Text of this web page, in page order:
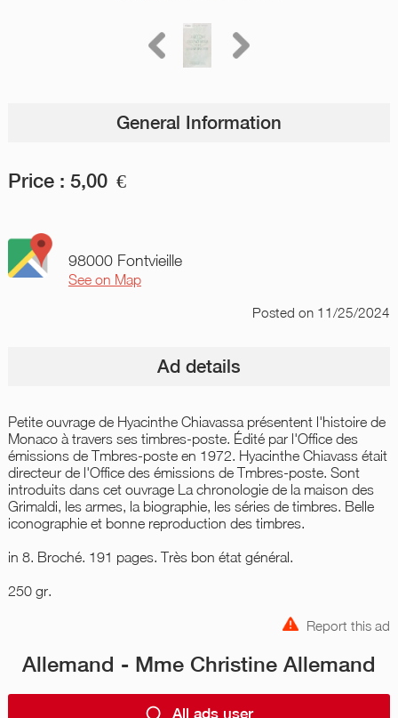
General Information
Price : 5,00 €
98000 Fontvieille
See on Map
Postedon 11/25/2024
Ad details
Petite ouvrage de Hyacinthe Chiavassa présentent l'histoire de
Monaco à travers ses timbres-poste. Édité par l'Office des
émissions de Tmbres-poste en 1972. Hyacinthe Chiavass était
directeur de l'Office des émissions de Tmbres-poste. Sont
introduits dans cet ouvrage La chronologie de la maison des
Grimaldi, les armes, la biographie, les séries de timbres. Belle
iconographie et bonne reproduction des timbres.
in 8. Broché. 191 pages. Très bon état général.
250 gr.‎
Report this ad
Allemand - Mme Christine Allemand
All ads user